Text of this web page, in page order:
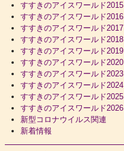
すすきのアイスワールド2015
すすきのアイスワールド2016
すすきのアイスワールド2017
すすきのアイスワールド2018
すすきのアイスワールド2019
すすきのアイスワールド2020
すすきのアイスワールド2023
すすきのアイスワールド2024
すすきのアイスワールド2025
すすきのアイスワールド2026
新型コロナウイルス関連
新着情報